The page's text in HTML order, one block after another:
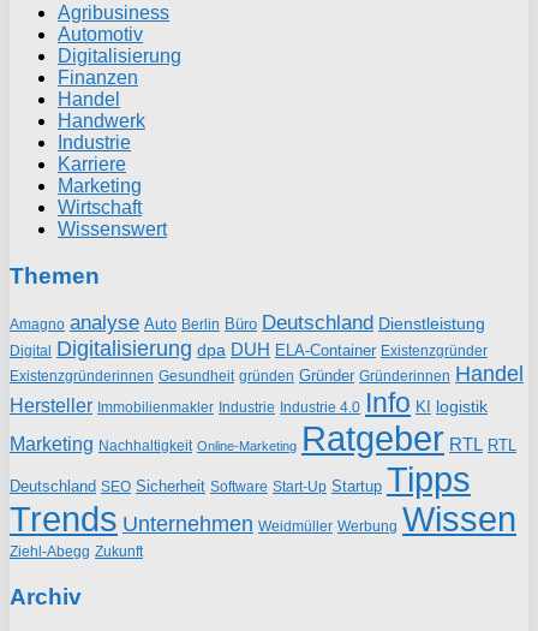
Agribusiness
Automotiv
Digitalisierung
Finanzen
Handel
Handwerk
Industrie
Karriere
Marketing
Wirtschaft
Wissenswert
Themen
Amagno analyse Auto Berlin Büro Deutschland Dienstleistung
Digital Digitalisierung dpa DUH ELA-Container Existenzgründer
Existenzgründerinnen Gesundheit gründen Gründer Gründerinnen Handel
Hersteller Immobilienmakler Industrie Industrie 4.0 Info KI logistik
Marketing Nachhaltigkeit Online-Marketing Ratgeber RTL RTL
Deutschland SEO Sicherheit Software Start-Up Startup Tipps
Trends Unternehmen Weidmüller Werbung Wissen
Ziehl-Abegg Zukunft
Archiv